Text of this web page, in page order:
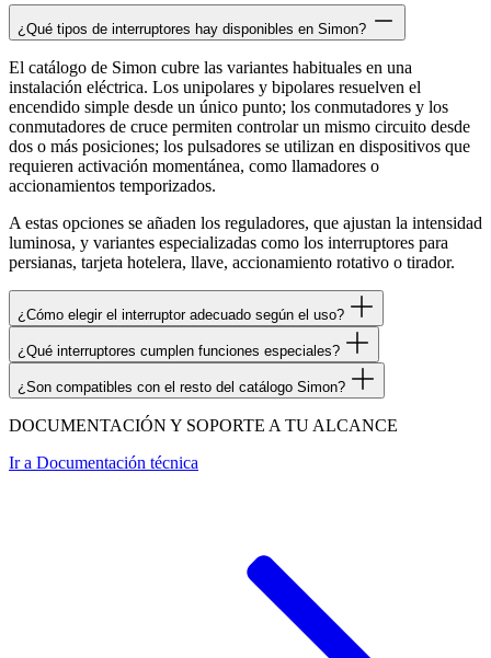
¿Qué tipos de interruptores hay disponibles en Simon?
El catálogo de Simon cubre las variantes habituales en una
instalación eléctrica. Los unipolares y bipolares resuelven el
encendido simple desde un único punto; los conmutadores y los
conmutadores de cruce permiten controlar un mismo circuito desde
dos o más posiciones; los pulsadores se utilizan en dispositivos que
requieren activación momentánea, como llamadores o
accionamientos temporizados.
A estas opciones se añaden los reguladores, que ajustan la intensidad
luminosa, y variantes especializadas como los interruptores para
persianas, tarjeta hotelera, llave, accionamiento rotativo o tirador.
¿Cómo elegir el interruptor adecuado según el uso?
¿Qué interruptores cumplen funciones especiales?
¿Son compatibles con el resto del catálogo Simon?
DOCUMENTACIÓN Y SOPORTE A TU ALCANCE
Ir a Documentación técnica